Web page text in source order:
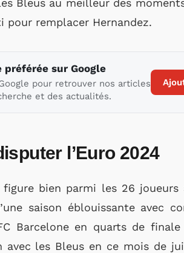
Bleus au meilleur des
pour remplacer Hernandez.
préférée sur Google
pour retrouver nos articles
et des actualités.
l’Euro 2024
figure bien parmi les 26
saison éblouissante avec
Barcelone en quarts de
les Bleus en ce mois de